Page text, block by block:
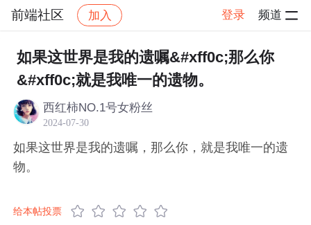
前端社区 加入 登录 频道
社区 前端社区 感慨 帖子详情
如果这世界是我的遗嘱&#xff0c;那么你
&#xff0c;就是我唯一的遗物。
西红柿NO.1号女粉丝
2024-07-30
如果这世界是我的遗嘱，那么你，就是我唯一的遗
物。
给本帖投票